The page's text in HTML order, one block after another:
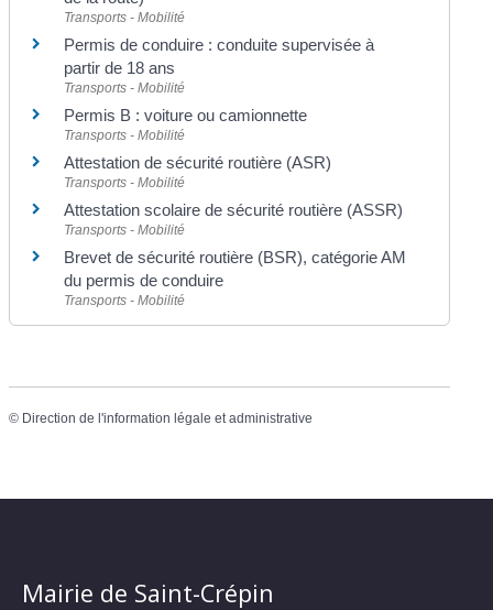
Transports - Mobilité
Permis de conduire : conduite supervisée à
partir de 18 ans
Transports - Mobilité
Permis B : voiture ou camionnette
Transports - Mobilité
Attestation de sécurité routière (ASR)
Transports - Mobilité
Attestation scolaire de sécurité routière (ASSR)
Transports - Mobilité
Brevet de sécurité routière (BSR), catégorie AM
du permis de conduire
Transports - Mobilité
© Direction de l'information légale et administrative
Mairie de Saint-Crépin